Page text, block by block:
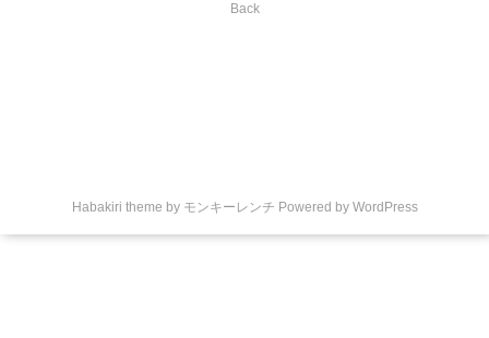
Back
Habakiri theme by モンキーレンチ Powered by WordPress